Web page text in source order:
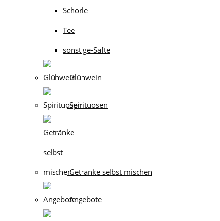
Schorle
Tee
sonstige-Säfte
Glühwein
Spirituosen
Getränke selbst mischen
Angebote